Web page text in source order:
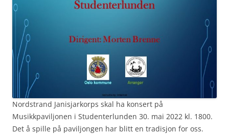
Nordstrand Janisjarkorps skal ha konsert på
Musikkpaviljonen i Studenterlunden 30. mai 2022 kl. 1800.
Det å spille på paviljongen har blitt en tradisjon for oss.